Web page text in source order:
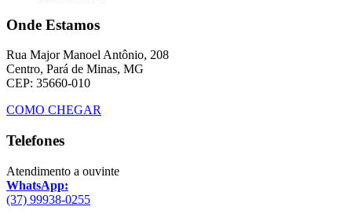
Onde Estamos
Rua Major Manoel Antônio, 208
Centro, Pará de Minas, MG
CEP: 35660-010
COMO CHEGAR
Telefones
Atendimento a ouvinte
WhatsApp:
(37) 99938-0255